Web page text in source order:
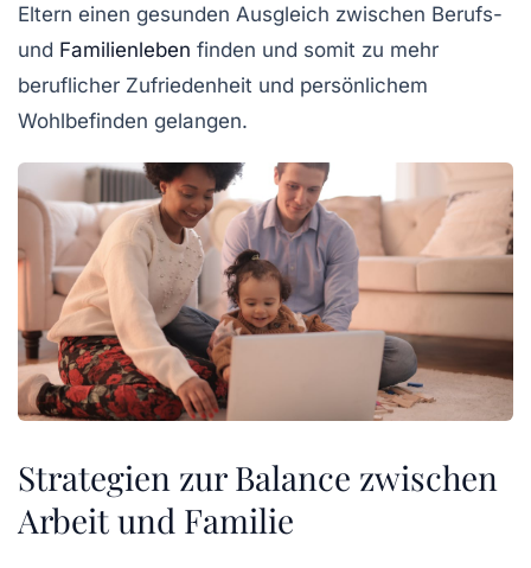
Eltern einen gesunden Ausgleich zwischen Berufs-
und Familienleben finden und somit zu mehr
beruflicher Zufriedenheit und persönlichem
Wohlbefinden gelangen.
Strategien zur Balance zwischen
Arbeit und Familie